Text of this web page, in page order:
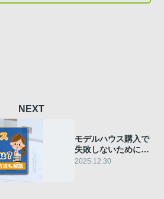
NEXT
モデルハウス購入で
失敗しないために
は？メリットや防ぐ
2025.12.30